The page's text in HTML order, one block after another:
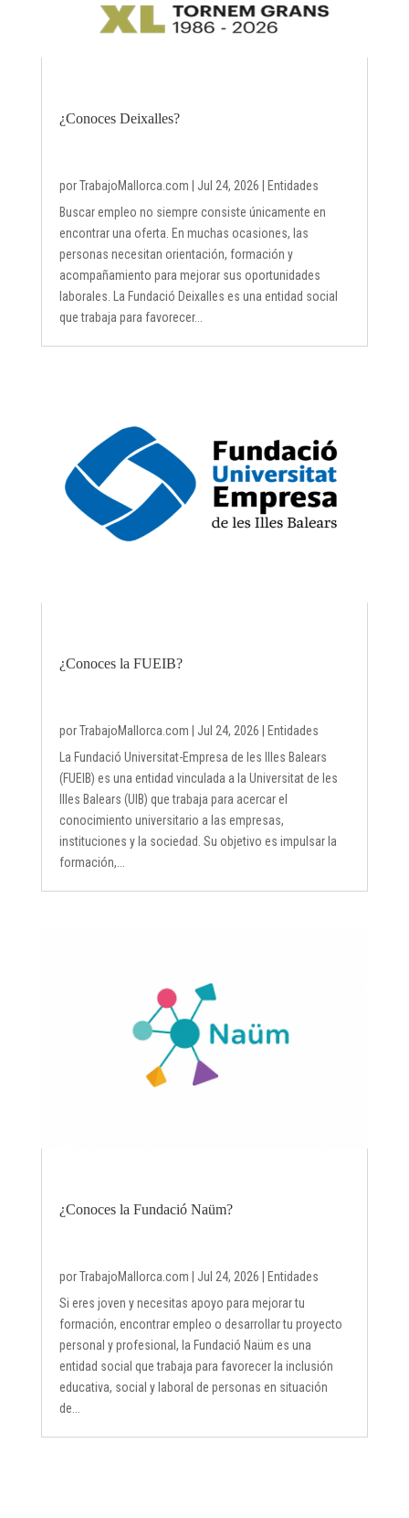
¿Conoces Deixalles?
porTrabajoMallorca.com Jul 24, 2026
Entidades
Buscar empleo no siempre consiste únicamente en
encontrar una oferta. En muchas ocasiones, las
personas necesitan orientación, formación y
acompañamiento para mejorar sus oportunidades
laborales. La Fundació Deixalles es una entidad social
que trabaja para favorecer...
¿Conoces la FUEIB?
porTrabajoMallorca.com Jul 24, 2026
Entidades
La Fundació Universitat-Empresa de les Illes Balears
(FUEIB) es una entidad vinculada a la Universitat de les
Illes Balears (UIB) que trabaja para acercar el
conocimiento universitario a las empresas,
instituciones y la sociedad. Su objetivo es impulsar la
formación,...
¿Conoces la Fundació Naüm?
porTrabajoMallorca.com | Jul 24, 2026 | Entidades
Si eres joven y necesitas apoyo para mejorar tu
formación, encontrar empleo o desarrollar tu proyecto
personal y profesional, la Fundació Naüm es una
entidad social que trabaja para favorecer la inclusión
educativa, social y laboral de personas en situación
de...